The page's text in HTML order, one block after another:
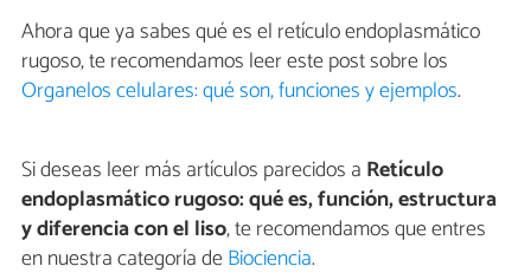
Ahora que ya sabes qué es el retículo endoplasmático
rugoso, te recomendamos leer este post sobre los
Organelos celulares: qué son, funciones y ejemplos.
Si deseas leer más artículos parecidos a Retículo
endoplasmático rugoso: qué es, función, estructura
y diferencia con el liso, te recomendamos que entres
en nuestra categoría deBiociencia.